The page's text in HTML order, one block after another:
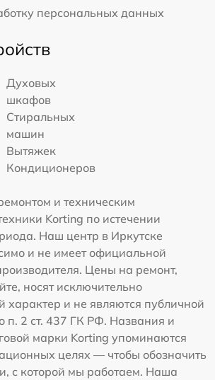
персональных данных
Духовых
шкафов
Стиральных
машин
Вытяжек
Кондиционеров
и техническим
Korting по истечении
Наш центр в Иркутске
и не имеет официальной
Цены на ремонт,
носят исключительно
характер и не являются публичной
п. 2 ст. 437 ГК РФ. Названия и
марки Korting упоминаются
целях — чтобы обозначить
с которой мы работаем. Наша